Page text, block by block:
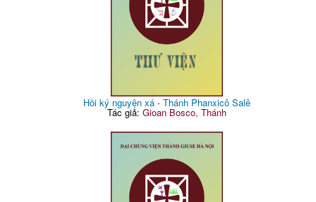
Hồi ký nguyện xá - Thánh Phanxicô Salê
Tác giả: Gioan Bosco, Thánh